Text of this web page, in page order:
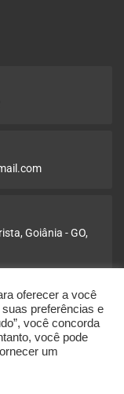
Goiânia - GO,
ás 14:00
Som
oferecer a você
preferências e
você concorda
você pode
um